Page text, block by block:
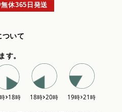
休365日発送
ついて
す。